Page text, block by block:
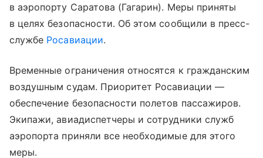
в аэропорту Саратова (Гагарин). Меры приняты
в целях безопасности. Об этом сообщили в пресс-
службе Росавиации.
Временные ограничения относятся к гражданским
воздушным судам. Приоритет Росавиации —
обеспечение безопасности полетов пассажиров.
Экипажи, авиадиспетчеры и сотрудники служб
аэропорта приняли все необходимые для этого
меры.